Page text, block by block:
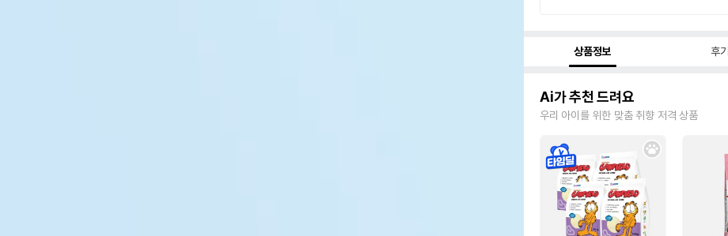
상품정보 후기
Ai가 추천 드려요
우리 아이를 위한 맞춤 취향 저격 상품